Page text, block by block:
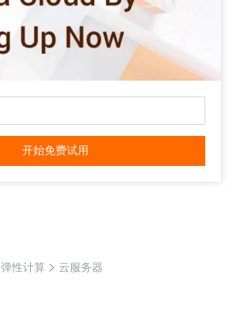
开始免费试用
弹性计算 云服务器